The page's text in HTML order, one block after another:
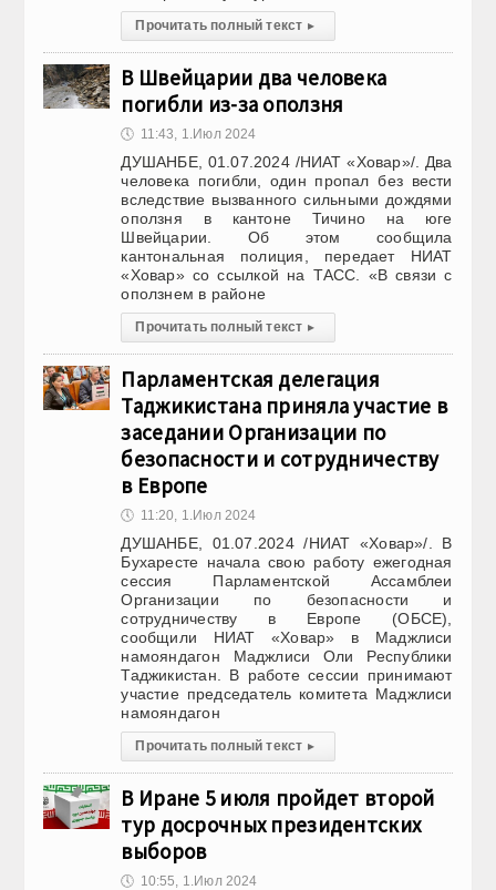
Прочитать полный текст ▸
В Швейцарии два человека
погибли из-за оползня
🕔 11:43, 1.Июл 2024
ДУШАНБЕ, 01.07.2024 /НИАТ «Ховар»/. Два
человека погибли, один пропал без вести
вследствие вызванного сильными дождями
оползня в кантоне Тичино на юге
Швейцарии. Об этом сообщила
кантональная полиция, передает НИАТ
«Ховар» со ссылкой на ТАСС. «В связи с
оползнем в районе
Прочитать полный текст ▸
Парламентская делегация
Таджикистана приняла участие в
заседании Организации по
безопасности и сотрудничеству
в Европе
🕔 11:20, 1.Июл 2024
ДУШАНБЕ, 01.07.2024 /НИАТ «Ховар»/. В
Бухаресте начала свою работу ежегодная
сессия Парламентской Ассамблеи
Организации по безопасности и
сотрудничеству в Европе (ОБСЕ),
сообщили НИАТ «Ховар» в Маджлиси
намояндагон Маджлиси Оли Республики
Таджикистан. В работе сессии принимают
участие председатель комитета Маджлиси
намояндагон
Прочитать полный текст ▸
В Иране 5 июля пройдет второй
тур досрочных президентских
выборов
🕔 10:55, 1.Июл 2024